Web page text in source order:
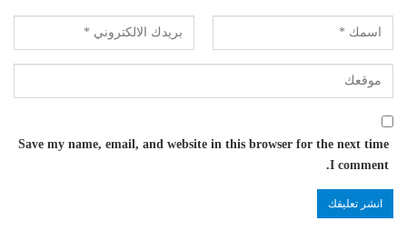
Save my name, email, and website in this browser for the next time
I comment.